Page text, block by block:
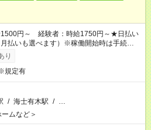
1500円～ 経験者：時給1750円～★日払い
払いも選べます）※稼働開始時は手続き完
ります。
り
規定有
/ 海士有木駅 / …
ムなど＞